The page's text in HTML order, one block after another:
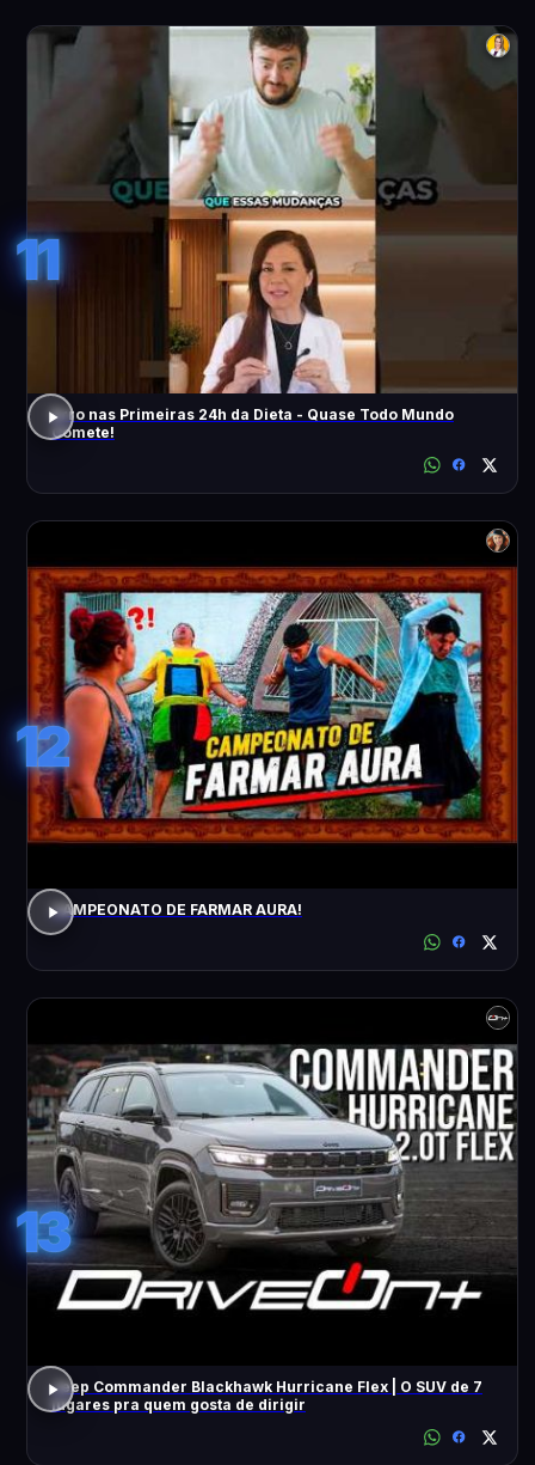
11
Erro nas Primeiras 24h da Dieta - Quase Todo Mundo
Comete!
12
CAMPEONATO DE FARMAR AURA!
13
Jeep Commander Blackhawk Hurricane Flex | O SUV de 7
lugares pra quem gosta de dirigir